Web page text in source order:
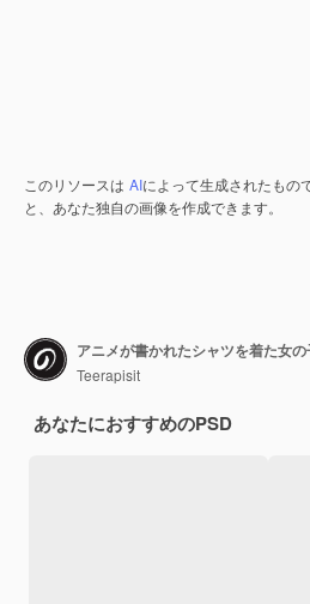
このリソースは AIによって生成されたもので
と、あなた独自の画像を作成できます。
アニメが書かれたシャツを着た女
Teerapisit
あなたにおすすめのPSD